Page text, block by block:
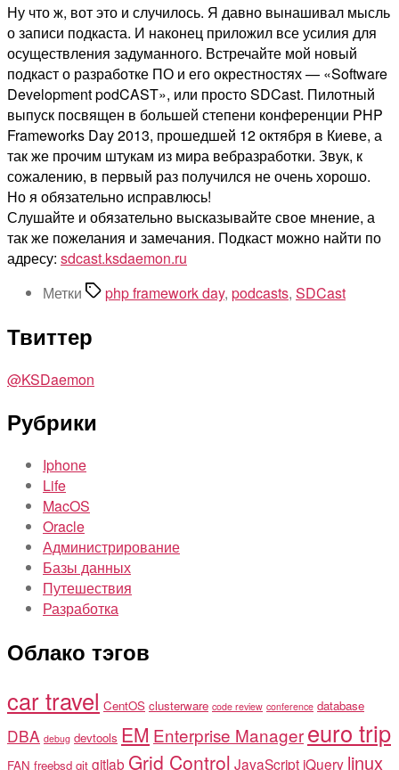
Ну что ж, вот это и случилось. Я давно вынашивал мысль
о записи подкаста. И наконец приложил все усилия для
осуществления задуманного. Встречайте мой новый
подкаст о разработке ПО и его окрестностях — «Software
Development podCAST», или просто SDCast. Пилотный
выпуск посвящен в большей степени конференции PHP
Frameworks Day 2013, прошедшей 12 октября в Киеве, а
так же прочим штукам из мира вебразработки. Звук, к
сожалению, в первый раз получился не очень хорошо.
Но я обязательно исправлюсь!
Слушайте и обязательно высказывайте свое мнение, а
так же пожелания и замечания. Подкаст можно найти по
адресу: sdcast.ksdaemon.ru
Метки
php framework day, podcasts, SDCast
Твиттер
@KSDaemon
Рубрики
Iphone
Life
MacOS
Oracle
Администрирование
Базы данных
Путешествия
Разработка
Облако тэгов
car travel CentOS clusterware code review conference database
DBA debug devtools EM Enterprise Managereuro trip
FAN freebsd git gitlab Grid Control JavaScript jQuery linux